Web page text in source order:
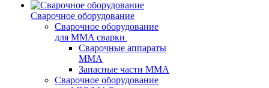
Сварочное оборудование
Сварочное оборудование
для MMA сварки
Сварочные аппараты
MMA
Запасные части MMA
Сварочное оборудование